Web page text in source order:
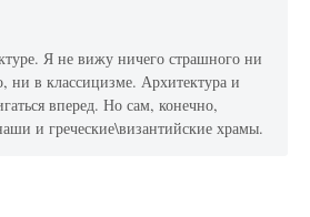
Я не вижу ничего страшного ни
ни в классицизме. Архитектура и
вперед. Но сам, конечно,
и греческие\византийские храмы.